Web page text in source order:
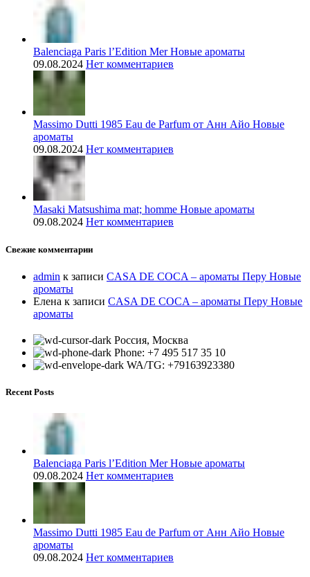
Balenciaga Paris l’Edition Mer Новые ароматы
09.08.2024 Нет комментариев
Massimo Dutti 1985 Eau de Parfum от Анн Айо Новые
ароматы
09.08.2024 Нет комментариев
Masaki Matsushima mat; homme Новые ароматы
09.08.2024 Нет комментариев
Свежие комментарии
admin к записи CASA DE COCA – ароматы Перу Новые
ароматы
Елена к записи CASA DE COCA – ароматы Перу Новые
ароматы
Россия, Москва
Phone: +7 495 517 35 10
WA/TG: +79163923380
Recent Posts
Balenciaga Paris l’Edition Mer Новые ароматы
09.08.2024 Нет комментариев
Massimo Dutti 1985 Eau de Parfum от Анн Айо Новые
ароматы
09.08.2024 Нет комментариев